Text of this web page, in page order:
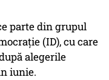
parte din grupul
(ID), cu care
alegerile
iunie.